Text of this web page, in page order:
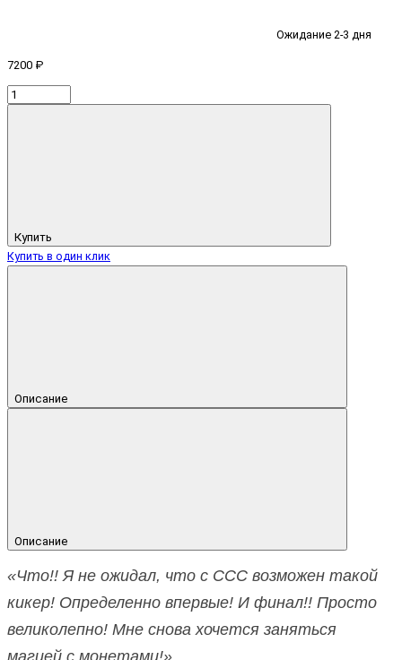
Ожидание 2-3 дня
7200 ₽
Купить
Купить в один клик
Описание
Описание
«Что!! Я не ожидал, что с CCC возможен такой
кикер! Определенно впервые! И финал!! Просто
великолепно! Мне снова хочется заняться
магией с монетами!»